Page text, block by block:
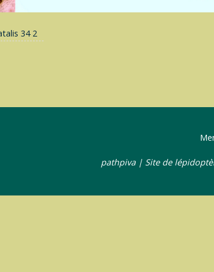
34 2
pathpiva | Site de